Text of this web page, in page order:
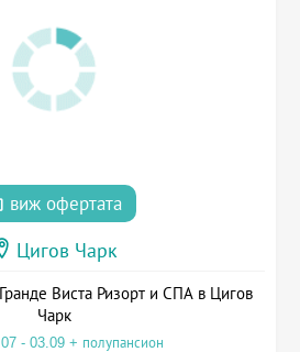
виж офертата
Цигов Чарк
Виста Ризорт и СПА в Цигов
Чарк
- 03.09 + полупансион